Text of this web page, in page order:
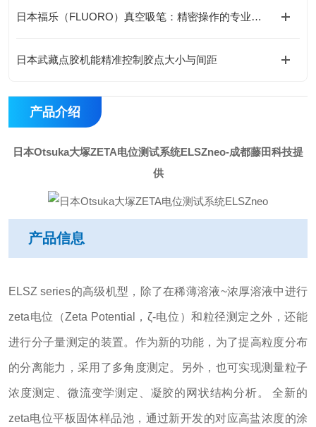
日本福乐（FLUORO）真空吸笔：精密操作的专业之选-藤田科技提供
日本武藏点胶机能精准控制胶点大小与间距
产品介绍
日本Otsuka大塚ZETA电位测试系统ELSZneo-成都藤田科技提
供
产品信息
ELSZ series的高级机型，除了在稀薄溶液~浓厚溶液中进行
zeta电位（Zeta Potential，ζ-电位）和粒径测定之外，还能
进行分子量测定的装置。作为新的功能，为了提高粒度分布
的分离能力，采用了多角度测定。另外，也可实现测量粒子
浓度测定、微流变学测定、凝胶的网状结构分析。 全新的
zeta电位平板固体样品池，通过新开发的对应高盐浓度的涂